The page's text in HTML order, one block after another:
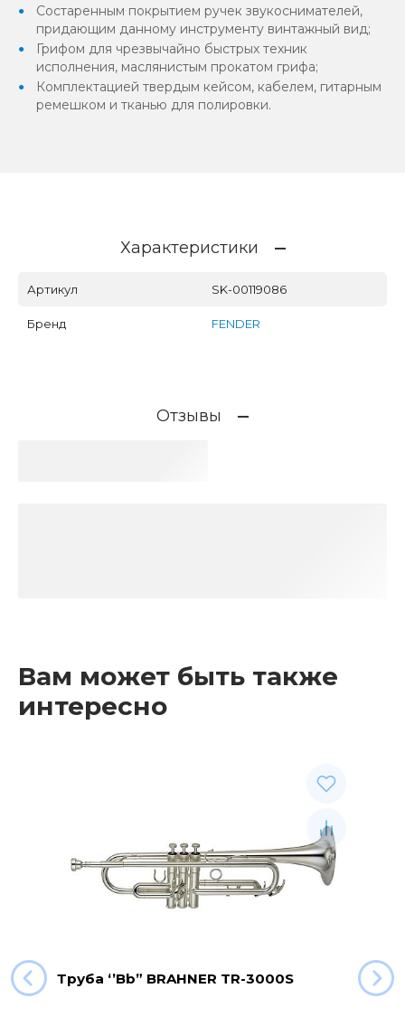
Состаренным покрытием ручек звукоснимателей,
придающим данному инструменту винтажный вид;
Грифом для чрезвычайно быстрых техник
исполнения, маслянистым прокатом грифа;
Комплектацией твердым кейсом, кабелем, гитарным
ремешком и тканью для полировки.
Характеристики
Артикул SK-00119086
Бренд FENDER
Отзывы
Вам может быть также
интересно
Труба ‘’Bb” BRAHNER TR-3000S